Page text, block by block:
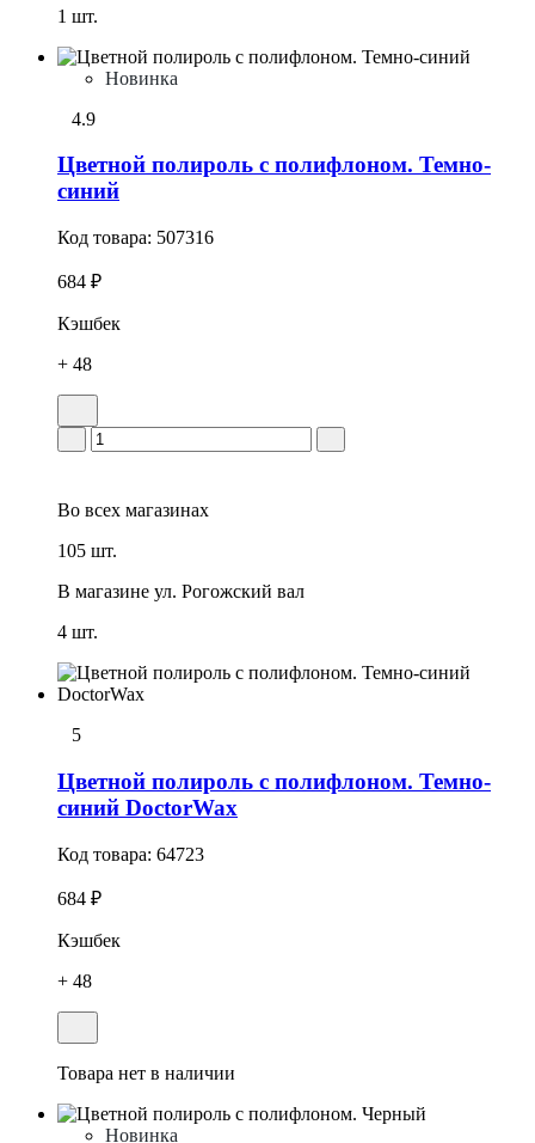
1 шт.
Новинка
4.9
Цветной полироль с полифлоном. Темно-
синий
Код товара: 507316
684 ₽
Кэшбек
+ 48
Во всех магазинах
105 шт.
В магазине ул. Рогожский вал
4 шт.
5
Цветной полироль с полифлоном. Темно-
синий DoctorWax
Код товара: 64723
684 ₽
Кэшбек
+ 48
Товара нет в наличии
Новинка